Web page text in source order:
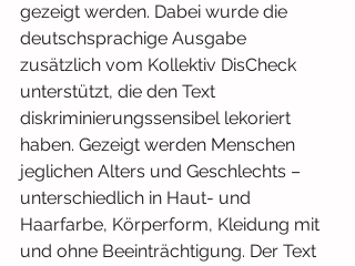
gezeigt werden. Dabei wurde die
deutschsprachige Ausgabe
zusätzlich vom Kollektiv DisCheck
unterstützt, die den Text
diskriminierungssensibel lekoriert
haben. Gezeigt werden Menschen
jeglichen Alters und Geschlechts –
unterschiedlich in Haut- und
Haarfarbe, Körperform, Kleidung mit
und ohne Beeinträchtigung. Der Text